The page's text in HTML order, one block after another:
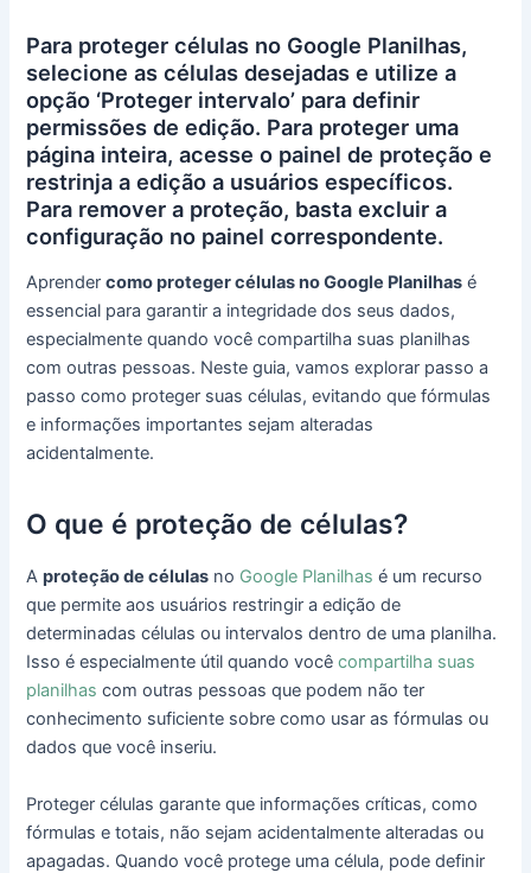
Para proteger células no Google Planilhas,
selecione as células desejadas e utilize a
opção ‘Proteger intervalo’ para definir
permissões de edição. Para proteger uma
página inteira, acesse o painel de proteção e
restrinja a edição a usuários específicos.
Para remover a proteção, basta excluir a
configuração no painel correspondente.
Aprendercomo proteger células no Google Planilhas é
essencial para garantir a integridade dos seus dados,
especialmente quando você compartilha suas planilhas
com outras pessoas. Neste guia, vamos explorar passo a
passo como proteger suas células, evitando que fórmulas
e informações importantes sejam alteradas
acidentalmente.
O que é proteção de células?
Aproteção de células no Google Planilhas é um recurso
que permite aos usuários restringir a edição de
determinadas células ou intervalos dentro de uma planilha.
Isso é especialmente útil quando vocêcompartilha suas
planilhas com outras pessoas que podem não ter
conhecimento suficiente sobre como usar as fórmulas ou
dados que você inseriu.
Proteger células garante que informações críticas, como
fórmulas e totais, não sejam acidentalmente alteradas ou
apagadas. Quando você protege uma célula, pode definir